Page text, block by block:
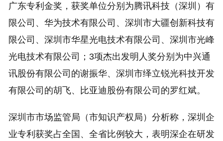
广东专利金奖，获奖单位分别为腾讯科技（深圳）有
限公司、华为技术有限公司、深圳市大疆创新科技有
限公司、深圳市华星光电技术有限公司、深圳市光峰
光电技术有限公司；3项杰出发明人奖分别为中兴通
讯股份有限公司的谢振华、深圳市绎立锐光科技开发
有限公司的胡飞、比亚迪股份有限公司的罗红斌。
深圳市市场监管局（市知识产权局）分析称，深圳企
业专利获奖占全国、全省比例较大，表明深企在研发